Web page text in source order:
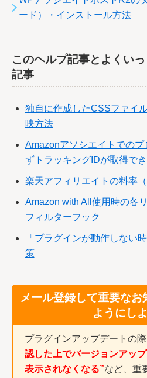
ード）・インストール方法
このヘルプ記事とよくい
記事
独自に作成したCSSファイ
映方法
Amazonアソシエイトでの
ずトラッキングIDが取得で
楽天アフィリエイトの料率
Amazon with All使用時の各
フィルターフック
「プラグインが動作しない
策
メール登録して重要な
ようにし
プラグインアップデートの際
認した上でバージョンアッ
表示されなくなる”など、重